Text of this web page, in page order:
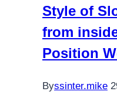
2025
Style of
from
Position
Byssinter.mike